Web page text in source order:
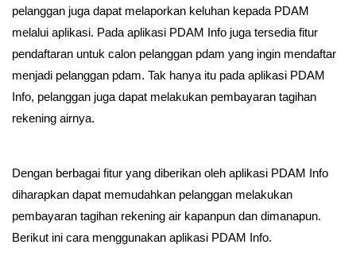
pelanggan juga dapat melaporkan keluhan kepada PDAM
melalui aplikasi. Pada aplikasi PDAM Info juga tersedia fitur
pendaftaran untuk calon pelanggan pdam yang ingin mendaftar
menjadi pelanggan pdam. Tak hanya itu pada aplikasi PDAM
Info, pelanggan juga dapat melakukan pembayaran tagihan
rekening airnya.
Dengan berbagai fitur yang diberikan oleh aplikasi PDAM Info
diharapkan dapat memudahkan pelanggan melakukan
pembayaran tagihan rekening air kapanpun dan dimanapun.
Berikut ini cara menggunakan aplikasi PDAM Info.